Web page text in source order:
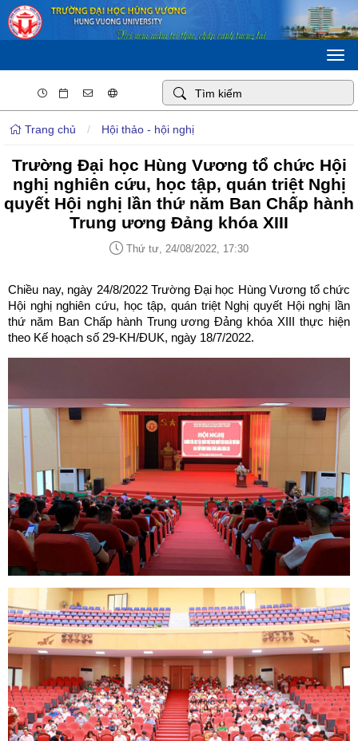
Trang chủ / Hội thảo - hội nghị
Trường Đại học Hùng Vương tổ chức Hội
nghị nghiên cứu, học tập, quán triệt Nghị
quyết Hội nghị lần thứ năm Ban Chấp hành
Trung ương Đảng khóa XIII
Thứ tư, 24/08/2022, 17:30
Chiều nay, ngày 24/8/2022 Trường Đại học Hùng Vương tổ chức
Hội nghị nghiên cứu, học tập, quán triệt Nghị quyết Hội nghị lần
thứ năm Ban Chấp hành Trung ương Đảng khóa XIII thực hiện
theo Kế hoạch số 29-KH/ĐUK, ngày 18/7/2022.